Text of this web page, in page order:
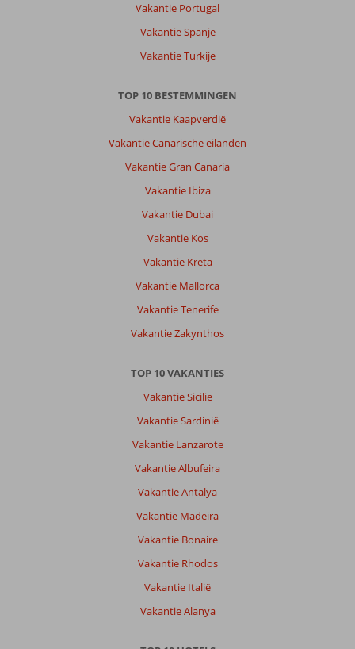
Vakantie Portugal
Vakantie Spanje
Vakantie Turkije
TOP 10 BESTEMMINGEN
Vakantie Kaapverdië
Vakantie Canarische eilanden
Vakantie Gran Canaria
Vakantie Ibiza
Vakantie Dubai
Vakantie Kos
Vakantie Kreta
Vakantie Mallorca
Vakantie Tenerife
Vakantie Zakynthos
TOP 10 VAKANTIES
Vakantie Sicilië
Vakantie Sardinië
Vakantie Lanzarote
Vakantie Albufeira
Vakantie Antalya
Vakantie Madeira
Vakantie Bonaire
Vakantie Rhodos
Vakantie Italië
Vakantie Alanya